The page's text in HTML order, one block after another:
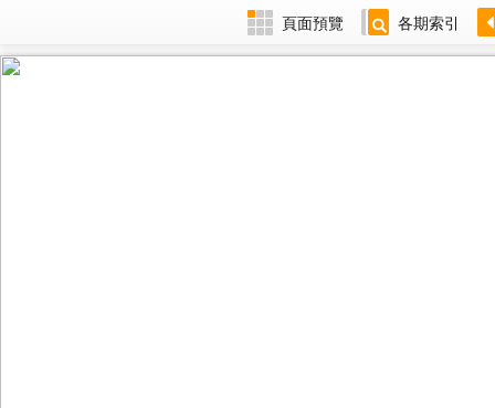
頁面預覽 各期索引